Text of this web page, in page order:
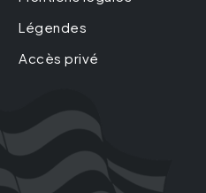
Légendes
Accès privé